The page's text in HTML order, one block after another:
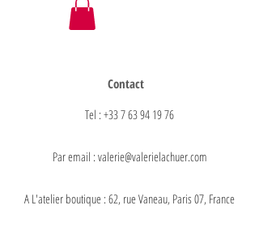
Contact
Tel : +33 7 63 94 19 76
Par email : valerie@valerielachuer.com
A L'atelier boutique : 62, rue Vaneau, Paris 07, France